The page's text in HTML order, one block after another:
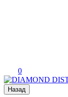
0
Назад